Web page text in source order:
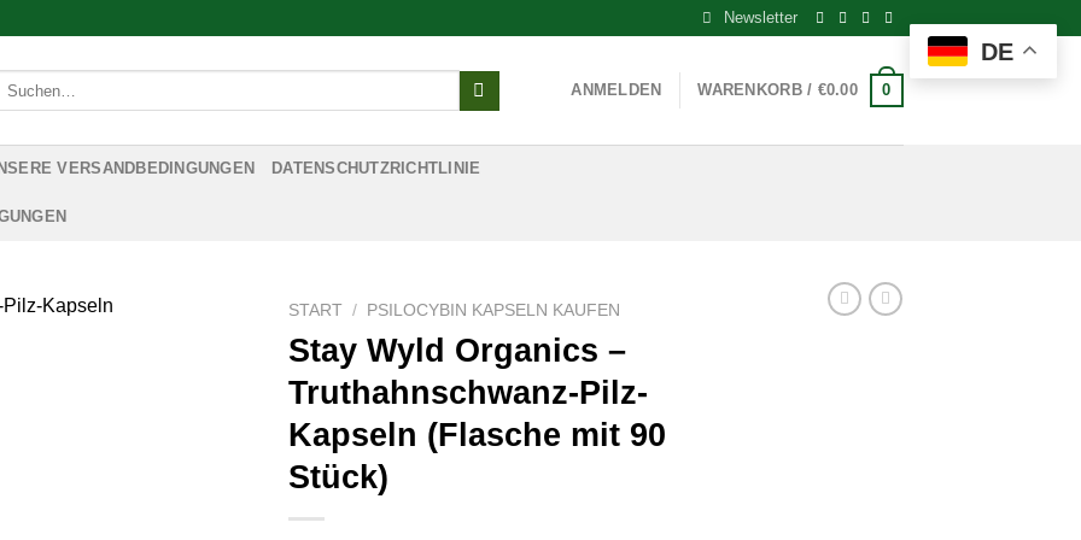
Newsletter
ANMELDEN WARENKORB / €0.00 0
VERSANDBEDINGUNGEN DATENSCHUTZRICHTLINIE
START / PSILOCYBIN KAPSELN KAUFEN
Stay Wyld Organics –
Truthahnschwanz-Pilz-
Kapseln (Flasche mit 90
Stück)
DE